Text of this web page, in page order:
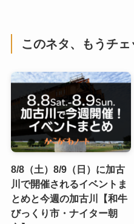
このネタ、もうチェ
8/8（土）8/9（日）に加古
川で開催されるイベントま
とめと今週の加古川【和牛
びっくり市・ナイター朝